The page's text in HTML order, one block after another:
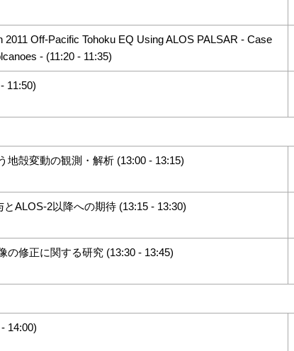
Off-Pacific Tohoku EQ Using ALOS PALSAR - Case
- (11:20 - 11:35)
11:50)
殻変動の観測・解析 (13:00 - 13:15)
ALOS-2以降への期待 (13:15 - 13:30)
の修正に関する研究 (13:30 - 13:45)
14:00)